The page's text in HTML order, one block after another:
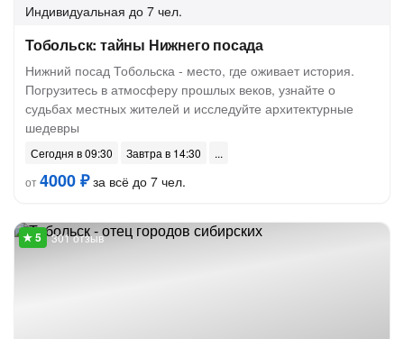
Индивидуальная до 7 чел.
Тобольск: тайны Нижнего посада
Нижний посад Тобольска - место, где оживает история.
Погрузитесь в атмосферу прошлых веков, узнайте о
судьбах местных жителей и исследуйте архитектурные
шедевры
Сегодня в 09:30
Завтра в 14:30
от4000 ₽за всё до 7 чел.
301 отзыв